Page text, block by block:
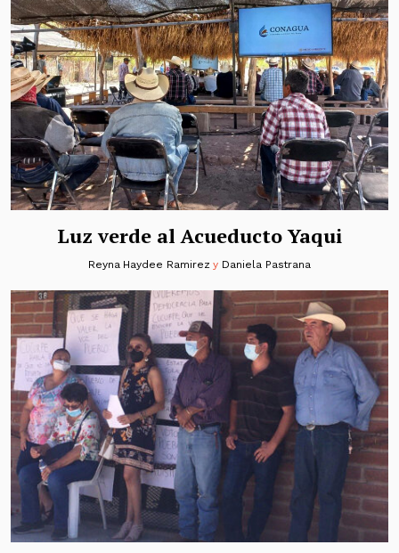
Luz verde al Acueducto Yaqui
Reyna Haydee Ramirez y Daniela Pastrana